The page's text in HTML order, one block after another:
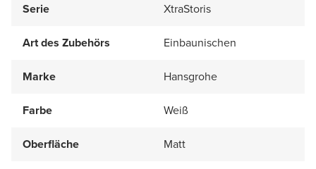
Serie
XtraStoris
Art des Zubehörs Einbaunischen
Marke Hansgrohe
Farbe Weiß
Oberfläche Matt